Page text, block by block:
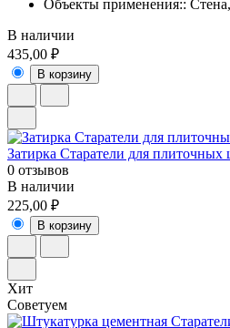
Объекты применения::
В наличии
435,00 ₽
В корзину
Затирка Старатели для плиточных
0 отзывов
В наличии
225,00 ₽
В корзину
Хит
Советуем